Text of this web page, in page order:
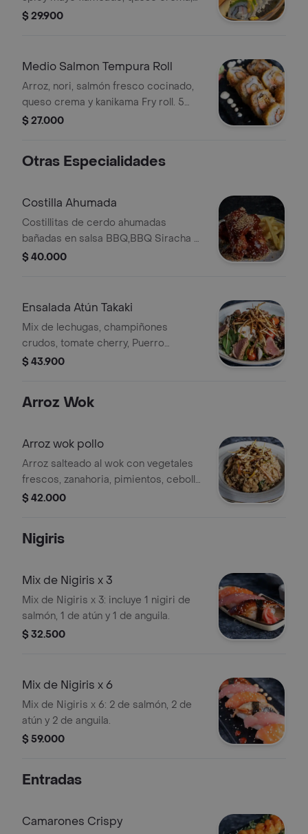
kanikama y langostinos tempura. 5
$ 29.900
Medio Salmon Tempura Roll
Arroz, nori, salmón fresco cocinado,
queso crema y kanikama Fry roll. 5
Bocados.
$ 27.000
Otras Especialidades
Costilla Ahumada
Costillitas de cerdo ahumadas
bañadas en salsa BBQ,BBQ Siracha o
Anguila, acompañada de papas fritas.
$ 40.000
Ensalada Atún Takaki
Mix de lechugas, champiñones
crudos, tomate cherry, Puerro
caramelizado y atún tataki, aderezo de
$ 43.900
Arroz Wok
Arroz wok pollo
Arroz salteado al wok con vegetales
frescos, zanahoria, pimientos, cebolla
y Pollo.
$ 42.000
Nigiris
Mix de Nigiris x 3
Mix de Nigiris x 3: incluye 1 nigiri de
salmón, 1 de atún y 1 de anguila.
$ 32.500
Mix de Nigiris x 6
Mix de Nigiris x 6: 2 de salmón, 2 de
atún y 2 de anguila.
$ 59.000
Entradas
Camarones Crispy